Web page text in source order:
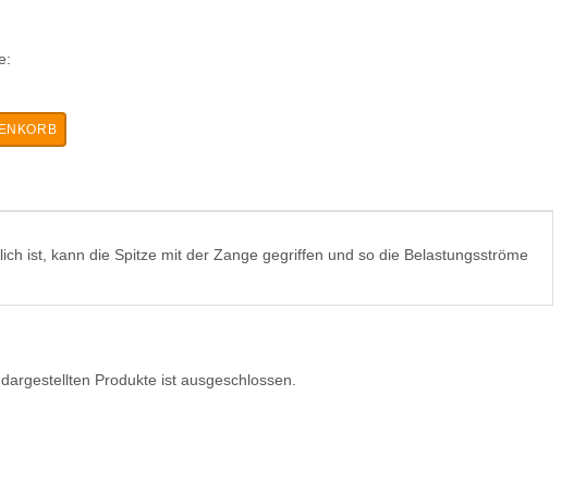
ist, kann die Spitze mit der Zange gegriffen und so die Belastungsströme
Produkte ist ausgeschlossen.